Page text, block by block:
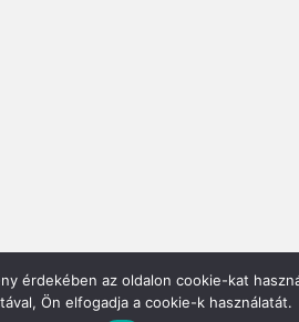
érdekében az oldalon cookie-kat
Ön elfogadja a cookie-k használatát.